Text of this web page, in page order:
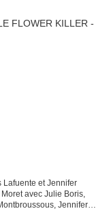
Lafuente et Jennifer
avec Julie Boris,
Jennifer